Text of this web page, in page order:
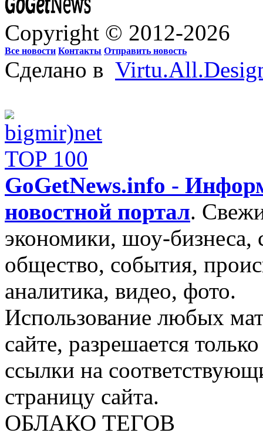
Copyright © 2012-2026
Все новости Контакты Отправить новость
Сделано в
GoGetNews.info -
новостной портал.
экономики, шоу-бизнеса,
общество, события,
аналитика, видео, фото.
Использование любых
сайте, разрешается
ссылки на
страницу сайта.
ОБЛАКО ТЕГОВ